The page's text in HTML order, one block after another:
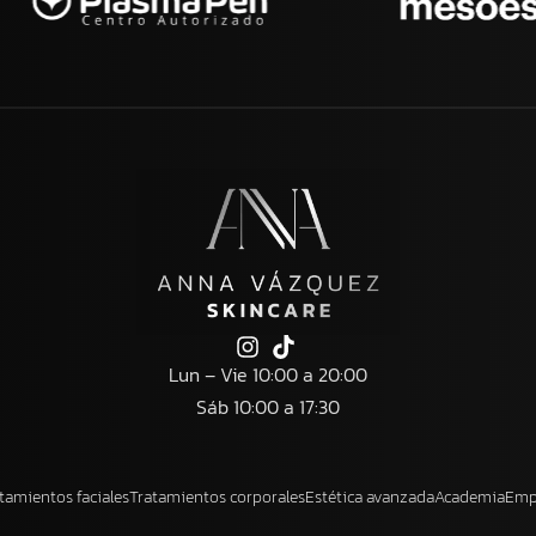
Lun – Vie 10:00 a 20:00
Sáb 10:00 a 17:30
facialesTratamientos corporalesEstética avanzadaAcademia